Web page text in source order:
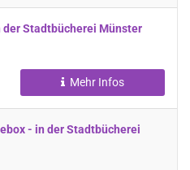
Stadtbücherei Münster
Mehr Infos
- in der Stadtbücherei